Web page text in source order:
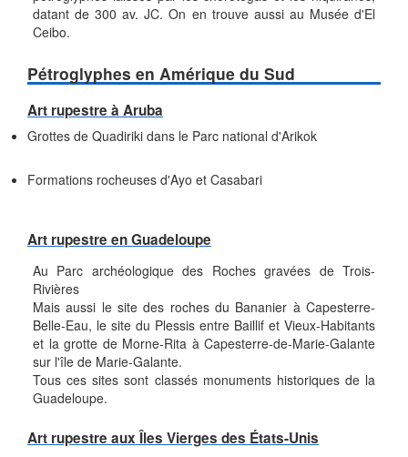
datant de 300 av. JC. On en trouve aussi au Musée d'El
Ceibo.
Pétroglyphes en Amérique du Sud
Art rupestre à Aruba
Grottes de Quadiriki dans le Parc national d'Arikok
Formations rocheuses d'Ayo et Casabari
Art rupestre en Guadeloupe
Au Parc archéologique des Roches gravées de Trois-
Rivières
Mais aussi le site des roches du Bananier à Capesterre-
Belle-Eau, le site du Plessis entre Baillif et Vieux-Habitants
et la grotte de Morne-Rita à Capesterre-de-Marie-Galante
sur l'île de Marie-Galante.
Tous ces sites sont classés monuments historiques de la
Guadeloupe.
Art rupestre aux Îles Vierges des États-Unis